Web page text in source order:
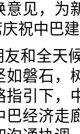
意见，为
祝中巴
和全天
如磐石，
指引下，
巴经济走